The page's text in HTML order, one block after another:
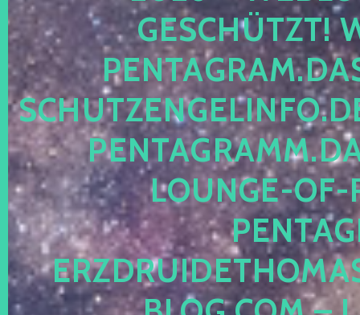
ESCHÜTZT!
OUNGE-OF-